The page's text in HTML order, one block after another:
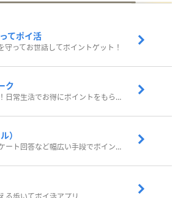
てポイ活
守ってお世話してポイントゲット！
ク
歩いてポイ活！日常生活でお得にポイントをもらおう
）
歩いたりアンケート回答など幅広い手段でポイントをゲット